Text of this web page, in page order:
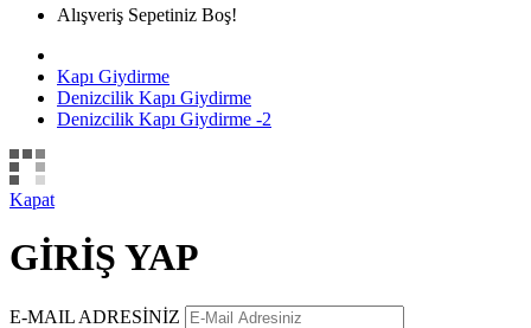
Alışveriş Sepetiniz Boş!
Kapı Giydirme
Denizcilik Kapı Giydirme
Denizcilik Kapı Giydirme -2
Kapat
GİRİŞ YAP
E-MAIL ADRESİNİZ